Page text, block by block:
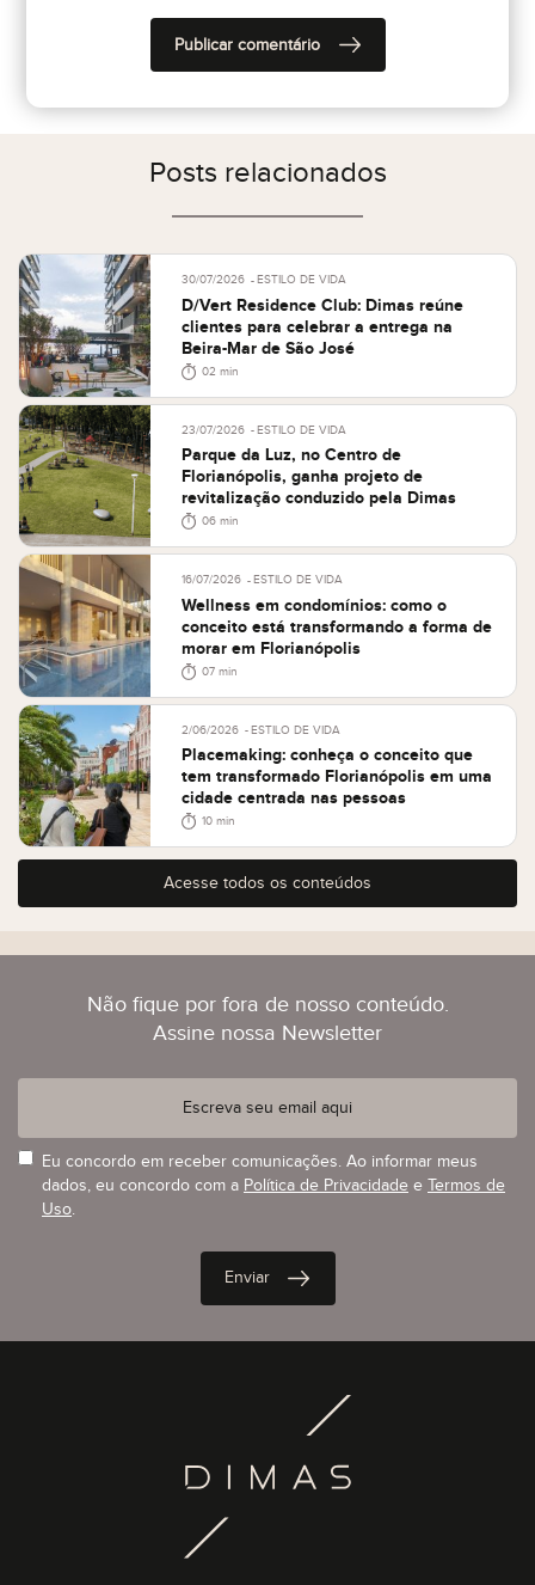
Posts relacionados
30/07/2026 ESTILO DE VIDA
D/Vert Residence Club: Dimas reúne
clientes para celebrar a entrega na
Beira-Mar de São José
02 min
23/07/2026 ESTILO DE VIDA
Parque da Luz, no Centro de
Florianópolis, ganha projeto de
revitalização conduzido pela Dimas
06 min
16/07/2026 ESTILO DE VIDA
Wellness em condomínios: como o
conceito está transformando a forma de
morar em Florianópolis
07 min
2/06/2026 ESTILO DE VIDA
Placemaking: conheça o conceito que
tem transformado Florianópolis em uma
cidade centrada nas pessoas
10 min
Acesse todos os conteúdos
Não fique por fora de nosso conteúdo.
Assine nossa Newsletter
Eu concordo em receber comunicações. Ao informar meus
dados, eu concordo com a Política de Privacidade e Termos de
Uso.